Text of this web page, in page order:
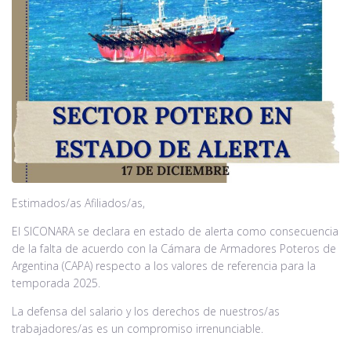
Noticias
Contacto
Estimados/as Afiliados/as,
El SICONARA se declara en estado de alerta como consecuencia
de la falta de acuerdo con la Cámara de Armadores Poteros de
Argentina (CAPA) respecto a los valores de referencia para la
temporada 2025.
La defensa del salario y los derechos de nuestros/as
trabajadores/as es un compromiso irrenunciable.